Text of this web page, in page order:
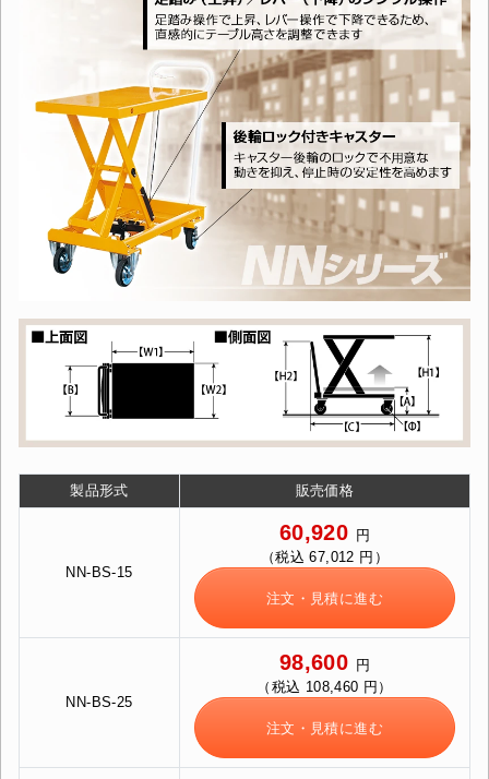
製品形式 販売価格
NN-BS-15
60,920 円
（税込 67,012 円）
注文・見積に進む
NN-BS-25
98,600 円
（税込 108,460 円）
注文・見積に進む
カートに追加しました。
スチールラック3台以上の場合、見積書にてお値引き保証い
たします！
1台でも大量導入でも無料お見積・ご注文を受け付けており